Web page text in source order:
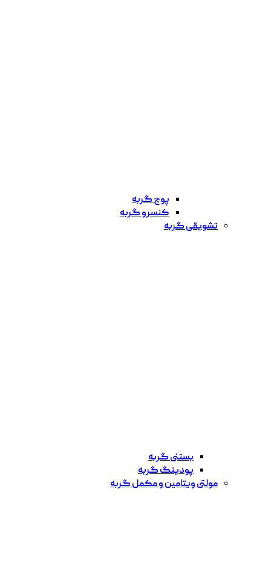
پوچ گربه
کنسرو گربه
تشویقی گربه
بستنی گربه
پودینگ گربه
مولتی ویتامین و مکمل گربه